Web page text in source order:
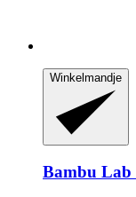
Winkelmandje
Bambu Lab